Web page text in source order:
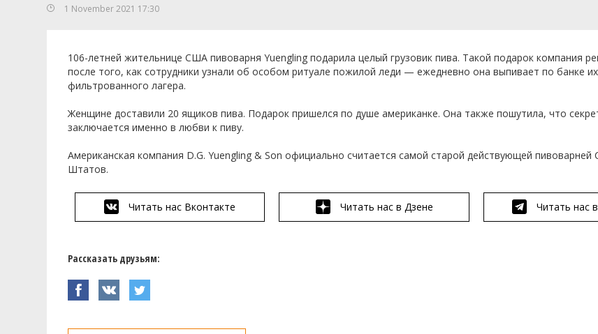
1 November 2021 17:30
106-летней жительнице США пивоварня Yuengling подарила целый грузовик пива. Такой подарок компания
после того, как сотрудники узнали об особом ритуале пожилой леди — ежедневно она выпивает по банке их
фильтрованного лагера.
Женщине доставили 20 ящиков пива. Подарок пришелся по душе американке. Она также пошутила, что
заключается именно в любви к пиву.
Американская компания D.G. Yuengling & Son официально считается самой старой действующей пивоварней
Штатов.
Читать нас Вконтакте Читать нас в Дзене Читать нас
Рассказать друзьям: